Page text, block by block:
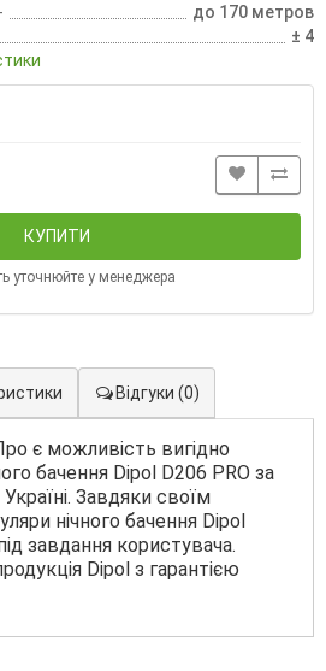
до 170 метров
± 4
КУПИТИ
уточнюйте у менеджера
Відгуки (0)
є можливість вигідно
бачення Dipol D206 PRO за
Завдяки своїм
нічного бачення Dipol
завдання користувача.
Dipol з гарантією